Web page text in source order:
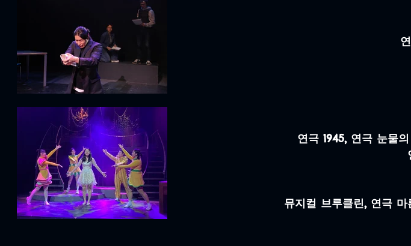
연극 1945, 연극 눈물
뮤지컬 브루클린, 연극